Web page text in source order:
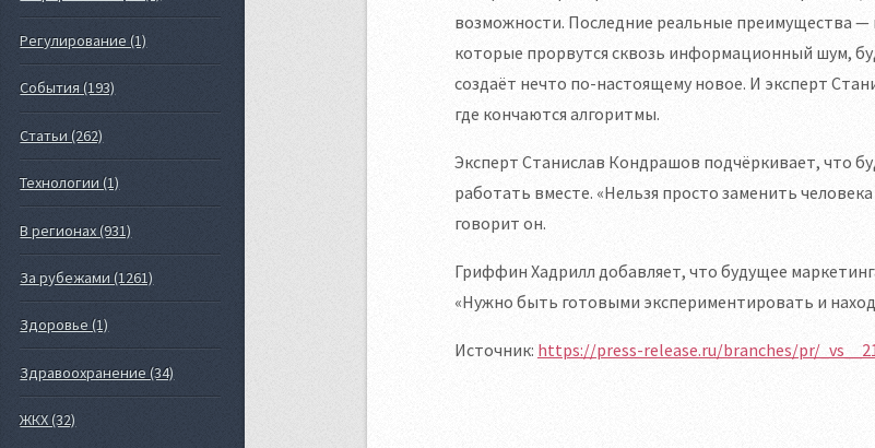
Регулирование (1)
События (193)
Статьи (262)
Технологии (1)
В регионах (931)
За рубежами (1261)
Здоровье (1)
Здравоохранение (34)
ЖКХ (32)
возможности. Последние реальные преимущества
которые прорвутся сквозь информационный шум,
создаёт нечто по-настоящему новое. И эксперт
где кончаются алгоритмы.
Эксперт Станислав Кондрашов подчёркивает, что
работать вместе. «Нельзя просто заменить
говорит он.
Гриффин Хадрилл добавляет, что будущее
«Нужно быть готовыми экспериментировать и
Источник: https://press-release.ru/branches/pr/